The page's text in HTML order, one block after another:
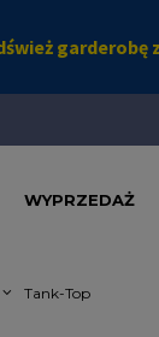
WYPRZEDAŻ
Tank-Top